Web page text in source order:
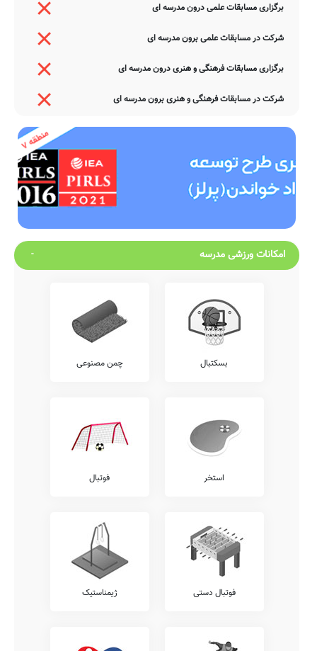
برگزاری مسابقات علمی درون مدرسه ای
شرکت در مسابقات علمی برون مدرسه ای
برگزاری مسابقات فرهنگی و هنری درون مدرسه ای
شرکت در مسابقات فرهنگی و هنری برون مدرسه ای
امکانات ورزشی مدرسه
بسکتبال چمن مصنوعی
استخر فوتبال
فوتبال دستی ژیمناستیک